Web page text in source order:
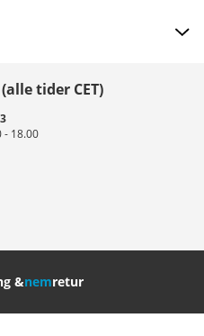
Italien (Deutsch)
tider CET)
- 18.00
&nemretur